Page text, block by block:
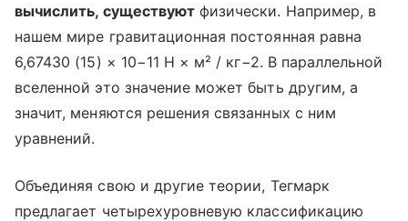
вычислить, существуют физически. Например, в
нашем мире гравитационная постоянная равна
6,67430 (15) × 10−11 Н × м² / кг−2. В параллельной
вселенной это значение может быть другим, а
значит, меняются решения связанных с ним
уравнений.
Объединяя свою и другие теории, Тегмарк
предлагает четырехуровневую классификацию